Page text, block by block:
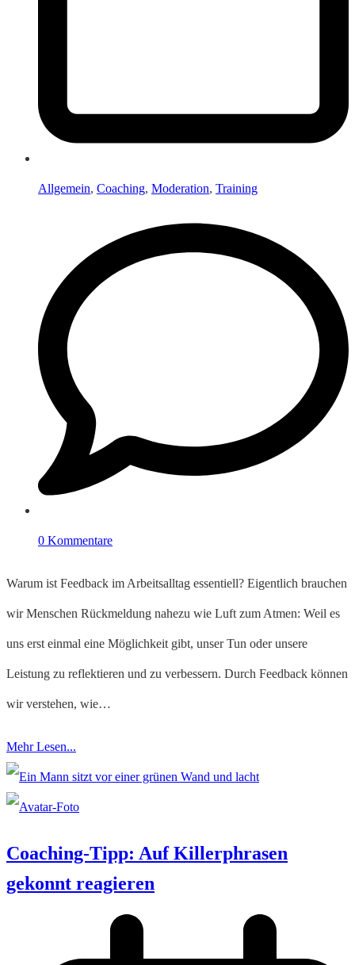
Allgemein, Coaching, Moderation, Training
0 Kommentare
Warum ist Feedback im Arbeitsalltag essentiell? Eigentlich brauchen
wir Menschen Rückmeldung nahezu wie Luft zum Atmen: Weil es
uns erst einmal eine Möglichkeit gibt, unser Tun oder unsere
Leistung zu reflektieren und zu verbessern. Durch Feedback können
wir verstehen, wie…
Mehr Lesen...
Coaching-Tipp: Auf Killerphrasen
gekonnt reagieren